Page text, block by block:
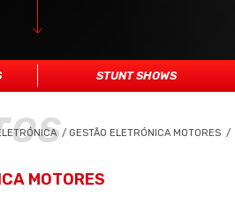
STUNT SHOWS
/ GESTÃO ELETRÓNICA MOTORES /
MOTORES